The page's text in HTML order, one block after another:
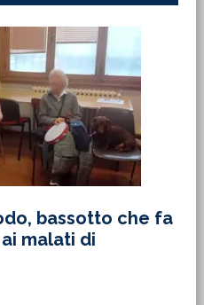
bassotto che fa
malati di